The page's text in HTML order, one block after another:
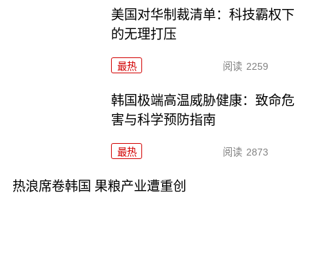
美国对华制裁清单：科技霸权下
的无理打压
最热 阅读 2259
韩国极端高温威胁健康：致命危
害与科学预防指南
最热 阅读 2873
热浪席卷韩国 果粮产业遭重创